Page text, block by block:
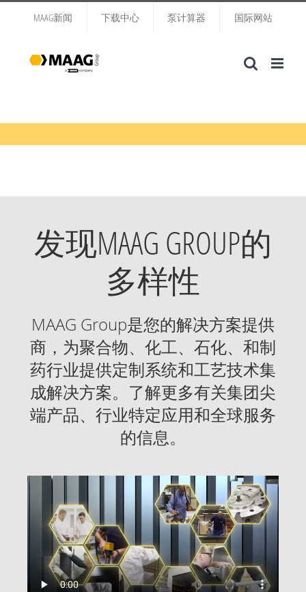
MAAG新闻 下载中心 泵计算器 国际网站
发现MAAG GROUP的
多样性
MAAG Group是您的解决方案提供
商，为聚合物、化工、石化、和制
药行业提供定制系统和工艺技术集
成解决方案。了解更多有关集团尖
端产品、行业特定应用和全球服务
的信息。